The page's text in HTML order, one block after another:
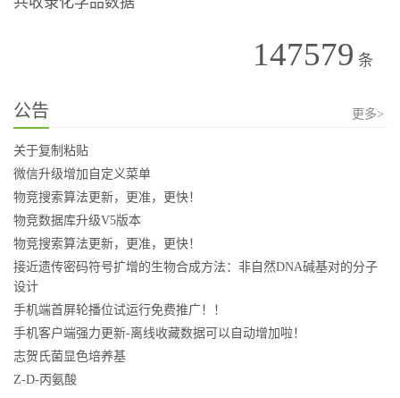
147579 条
公告 更多>
关于复制粘贴
微信升级增加自定义菜单
物竞搜索算法更新，更准，更快！
物竞数据库升级V5版本
物竞搜索算法更新，更准，更快！
接近遗传密码符号扩增的生物合成方法：非自然DNA碱基对的分子
设计
手机端首屏轮播位试运行免费推广！！
手机客户端强力更新-离线收藏数据可以自动增加啦！
志贺氏菌显色培养基
Z-D-丙氨酸